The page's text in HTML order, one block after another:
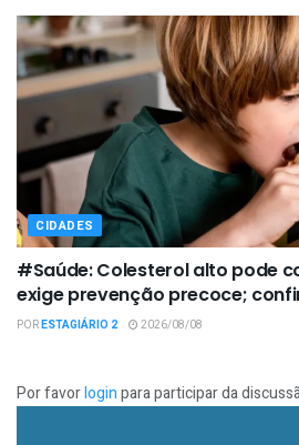
CIDADES
#Saúde: Colesterol alto pode
exige prevenção precoce;
PORESTAGIÁRIO 2 2026/08/08
Por favorloginpara participar da